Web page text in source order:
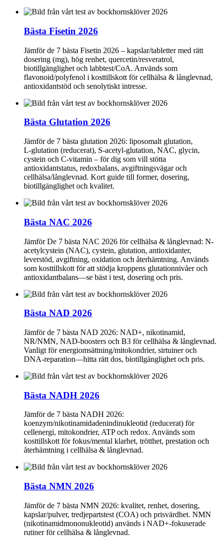
Bästa Fisetin 2026
Jämför de 7 bästa Fisetin 2026 – kapslar/tabletter med rätt
dosering (mg), hög renhet, quercetin/resveratrol,
biotillgänglighet och labbtest/CoA. Används som
flavonoid/polyfenol i kosttillskott för cellhälsa & långlevnad,
antioxidantstöd och senolytiskt intresse.
Bästa Glutation 2026
Jämför de 7 bästa glutation 2026: liposomalt glutation,
L‑glutation (reducerat), S‑acetyl‑glutation, NAC, glycin,
cystein och C‑vitamin – för dig som vill stötta
antioxidantstatus, redoxbalans, avgiftningsvägar och
cellhälsa/långlevnad. Kort guide till former, dosering,
biotillgänglighet och kvalitet.
Bästa NAC 2026
Jämför De 7 bästa NAC 2026 för cellhälsa & långlevnad: N-
acetylcystein (NAC), cystein, glutation, antioxidanter,
leverstöd, avgiftning, oxidation och återhämtning. Används
som kosttillskott för att stödja kroppens glutationnivåer och
antioxidantbalans—se bäst i test, dosering och pris.
Bästa NAD 2026
Jämför de 7 bästa NAD 2026: NAD+, nikotinamid,
NR/NMN, NAD-boosters och B3 för cellhälsa & långlevnad.
Vanligt för energiomsättning/mitokondrier, sirtuiner och
DNA-reparation—hitta rätt dos, biotillgänglighet och pris.
Bästa NADH 2026
Jämför de 7 bästa NADH 2026:
koenzym/nikotinamidadenindinukleotid (reducerat) för
cellenergi, mitokondrier, ATP och redox. Används som
kosttillskott för fokus/mental klarhet, trötthet, prestation och
återhämtning i cellhälsa & långlevnad.
Bästa NMN 2026
Jämför de 7 bästa NMN 2026: kvalitet, renhet, dosering,
kapslar/pulver, tredjepartstest (COA) och prisvärdhet. NMN
(nikotinamidmononukleotid) används i NAD+-fokuserade
rutiner för cellhälsa & långlevnad.